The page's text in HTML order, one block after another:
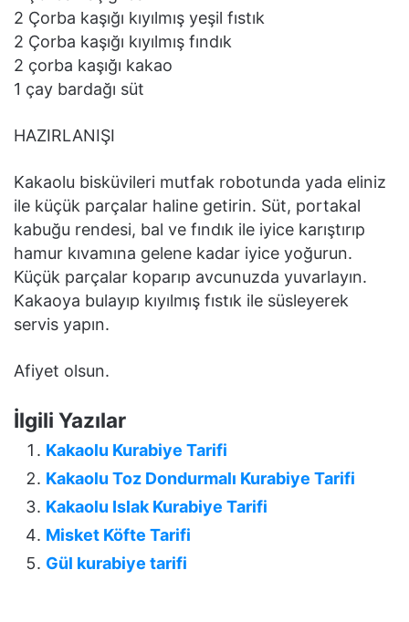
2 Çorba kaşığı kıyılmış yeşil fıstık
2 Çorba kaşığı kıyılmış fındık
2 çorba kaşığı kakao
1 çay bardağı süt
HAZIRLANIŞI
Kakaolu bisküvileri mutfak robotunda yada eliniz
ile küçük parçalar haline getirin. Süt, portakal
kabuğu rendesi, bal ve fındık ile iyice karıştırıp
hamur kıvamına gelene kadar iyice yoğurun.
Küçük parçalar koparıp avcunuzda yuvarlayın.
Kakaoya bulayıp kıyılmış fıstık ile süsleyerek
servis yapın.
Afiyet olsun.
İlgili Yazılar
Kakaolu Kurabiye Tarifi
Kakaolu Toz Dondurmalı Kurabiye Tarifi
Kakaolu Islak Kurabiye Tarifi
Misket Köfte Tarifi
Gül kurabiye tarifi